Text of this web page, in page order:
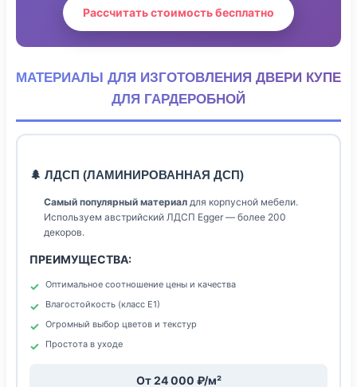
Рассчитать стоимость бесплатно
МАТЕРИАЛЫ ДЛЯ ИЗГОТОВЛЕНИЯ ДВЕРИ КУПЕ
ДЛЯ ГАРДЕРОБНОЙ
🌲 ЛДСП (ЛАМИНИРОВАННАЯ ДСП)
Самый популярный материал для корпусной мебели.
Используем австрийский ЛДСП Egger — более 200
декоров.
ПРЕИМУЩЕСТВА:
Оптимальное соотношение цены и качества
Влагостойкость (класс Е1)
Огромный выбор цветов и текстур
Простота в уходе
От 24 000 ₽/м²